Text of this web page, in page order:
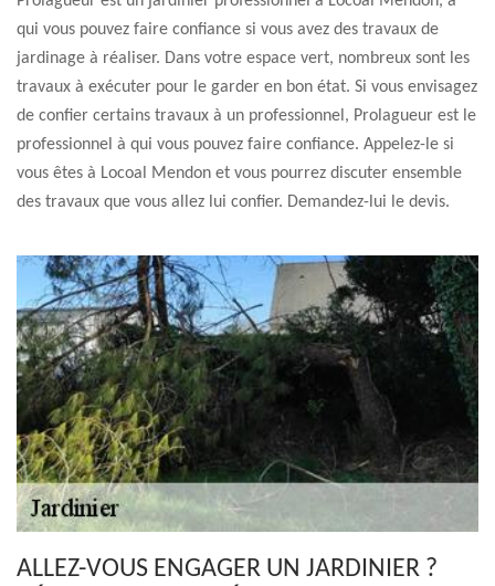
qui vous pouvez faire confiance si vous avez des travaux de
jardinage à réaliser. Dans votre espace vert, nombreux sont les
travaux à exécuter pour le garder en bon état. Si vous envisagez
de confier certains travaux à un professionnel, Prolagueur est le
professionnel à qui vous pouvez faire confiance. Appelez-le si
vous êtes à Locoal Mendon et vous pourrez discuter ensemble
des travaux que vous allez lui confier. Demandez-lui le devis.
ALLEZ-VOUS ENGAGER UN JARDINIER ?